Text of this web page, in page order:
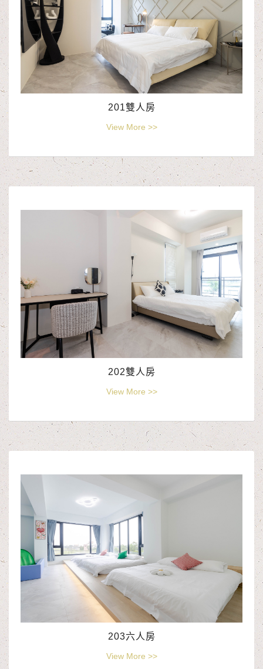
201雙人房
View More >>
202雙人房
View More >>
203六人房
View More >>